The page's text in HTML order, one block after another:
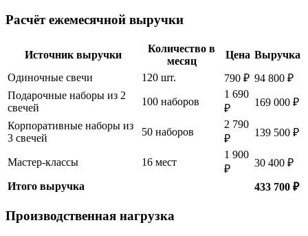
Расчёт ежемесячной выручки
Источник выручки
Количество в
месяц
Цена Выручка
Одиночные свечи
120 шт. 790 ₽ 94 800 ₽
Подарочные наборы из 2
свечей
100 наборов
1 690
₽
169 000 ₽
Корпоративные наборы из
3 свечей
50 наборов
2 790
₽
139 500 ₽
Мастер-классы 16 мест
1 900
₽
30 400 ₽
Итого выручка
433 700 ₽
Производственная нагрузка